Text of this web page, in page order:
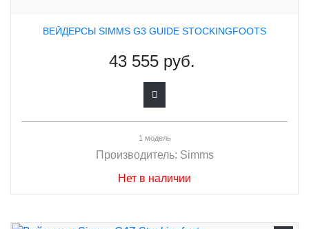
ВЕЙДЕРСЫ SIMMS G3 GUIDE STOCKINGFOOTS
43 555 руб.
1 модель
Производитель: Simms
Нет в наличии